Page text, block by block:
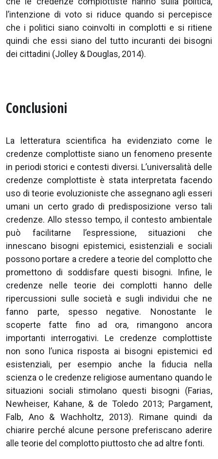
l’intenzione di voto si riduce quando si percepisce
che i politici siano coinvolti in complotti e si ritiene
quindi che essi siano del tutto incuranti dei bisogni
dei cittadini (Jolley & Douglas, 2014).
Conclusioni
La letteratura scientifica ha evidenziato come le
credenze complottiste siano un fenomeno presente
in periodi storici e contesti diversi. L’universalità delle
credenze complottiste è stata interpretata facendo
uso di teorie evoluzioniste che assegnano agli esseri
umani un certo grado di predisposizione verso tali
credenze. Allo stesso tempo, il contesto ambientale
può facilitarne l’espressione, situazioni che
innescano bisogni epistemici, esistenziali e sociali
possono portare a credere a teorie del complotto che
promettono di soddisfare questi bisogni. Infine, le
credenze nelle teorie dei complotti hanno delle
ripercussioni sulle società e sugli individui che ne
fanno parte, spesso negative. Nonostante le
scoperte fatte fino ad ora, rimangono ancora
importanti interrogativi. Le credenze complottiste
non sono l’unica risposta ai bisogni epistemici ed
esistenziali, per esempio anche la fiducia nella
scienza o le credenze religiose aumentano quando le
situazioni sociali stimolano questi bisogni (Farias,
Newheiser, Kahane, & de Toledo 2013; Pargament,
Falb, Ano & Wachholtz, 2013). Rimane quindi da
chiarire perché alcune persone preferiscano aderire
alle teorie del complotto piuttosto che ad altre fonti.